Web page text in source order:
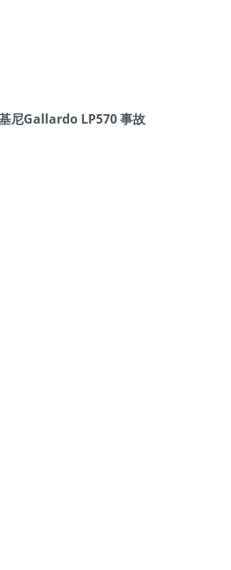
尼Gallardo LP570 事故